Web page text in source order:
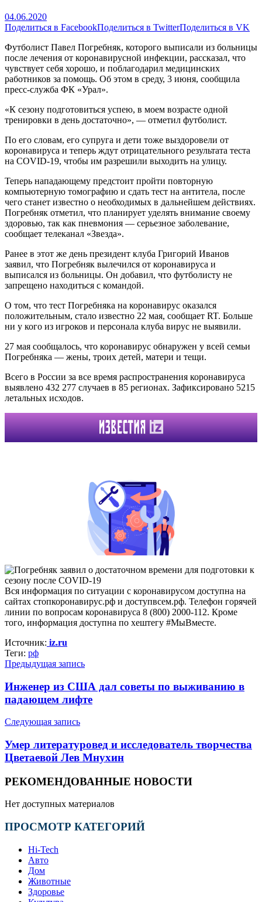
04.06.2020
Поделиться в FacebookПоделиться в TwitterПоделиться в VK
Футболист Павел Погребняк, которого выписали из больницы
после лечения от коронавирусной инфекции, рассказал, что
чувствует себя хорошо, и поблагодарил медицинских
работников за помощь. Об этом в среду, 3 июня, сообщила
пресс-служба ФК «Урал».
«К сезону подготовиться успею, в моем возрасте одной
тренировки в день достаточно», — отметил футболист.
По его словам, его супруга и дети тоже выздоровели от
коронавируса и теперь ждут отрицательного результата теста
на COVID-19, чтобы им разрешили выходить на улицу.
Теперь нападающему предстоит пройти повторную
компьютерную томографию и сдать тест на антитела, после
чего станет известно о необходимых в дальнейшем действиях.
Погребняк отметил, что планирует уделять внимание своему
здоровью, так как пневмония — серьезное заболевание,
сообщает телеканал «Звезда».
Ранее в этот же день президент клуба Григорий Иванов
заявил, что Погребняк вылечился от коронавируса и
выписался из больницы. Он добавил, что футболисту не
запрещено находиться с командой.
О том, что тест Погребняка на коронавирус оказался
положительным, стало известно 22 мая, сообщает RT. Больше
ни у кого из игроков и персонала клуба вирус не выявили.
27 мая сообщалось, что коронавирус обнаружен у всей семьи
Погребняка — жены, троих детей, матери и тещи.
Всего в России за все время распространения коронавируса
выявлено 432 277 случаев в 85 регионах. Зафиксировано 5215
летальных исходов.
Вся информация по ситуации с коронавирусом доступна на
сайтах стопкоронавирус.рф и доступвсем.рф. Телефон горячей
линии по вопросам коронавируса 8 (800) 2000-112. Кроме
того, информация доступна по хештегу #МыВместе.
Источник: iz.ru
Теги: рф
Предыдущая запись
Инженер из США дал советы по выживанию в
падающем лифте
Следующая запись
Умер литературовед и исследователь творчества
Цветаевой Лев Мнухин
РЕКОМЕНДОВАННЫЕ НОВОСТИ
Нет доступных материалов
ПРОСМОТР КАТЕГОРИЙ
Hi-Tech
Авто
Дом
Животные
Здоровье